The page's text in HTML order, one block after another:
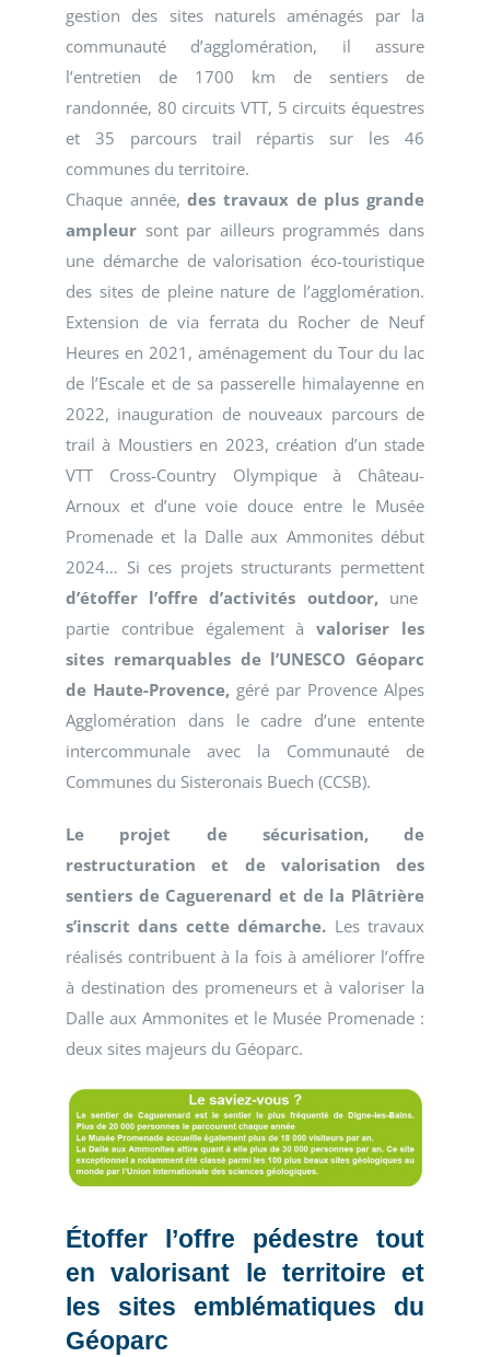
gestion des sites naturels aménagés par la
communauté d’agglomération, il assure
l’entretien de 1700 km de sentiers de
randonnée, 80 circuits VTT, 5 circuits équestres
et 35 parcours trail répartis sur les 46
communes du territoire.
Chaque année,des travaux de plus grande
ampleur sont par ailleurs programmés dans
une démarche de valorisation éco-touristique
des sites de pleine nature de l’agglomération.
Extension de via ferrata du Rocher de Neuf
Heures en 2021, aménagement du Tour du lac
de l’Escale et de sa passerelle himalayenne en
2022, inauguration de nouveaux parcours de
trail à Moustiers en 2023, création d’un stade
VTT Cross-Country Olympique à Château-
Arnoux et d’une voie douce entre le Musée
Promenade et la Dalle aux Ammonites début
2024… Si ces projets structurants permettent
d’étoffer l’offre d’activités outdoor,une
partie contribue également àvaloriser les
sites remarquables de l’UNESCO Géoparc
de Haute-Provence, géré par Provence Alpes
Agglomération dans le cadre d’une entente
intercommunale avec la Communauté de
Communes du Sisteronais Buech (CCSB).
Le projet de sécurisation, de
restructuration et de valorisation des
sentiers de Caguerenard et de la Plâtrière
s’inscrit dans cette démarche. Les travaux
réalisés contribuent à la fois à améliorer l’offre
à destination des promeneurs et à valoriser la
Dalle aux Ammonites et le Musée Promenade :
deux sites majeurs du Géoparc.
Étoffer l’offre pédestre tout
en valorisant le territoire et
les sites emblématiques du
Géoparc